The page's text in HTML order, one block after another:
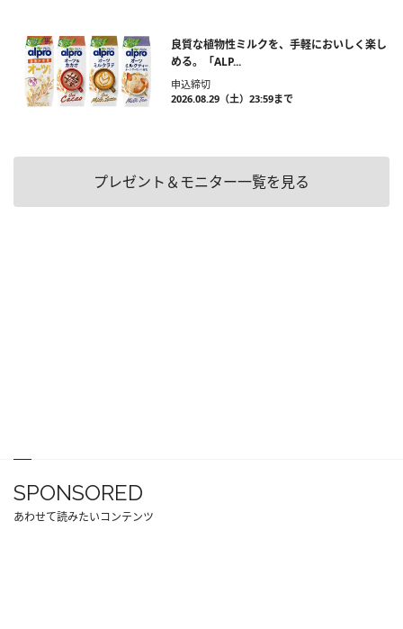
良質な植物性ミルクを、手軽においしく楽し
める。「ALP...
申込締切
2026.08.29（土）23:59まで
プレゼント＆モニター一覧を見る
SPONSORED
あわせて読みたいコンテンツ